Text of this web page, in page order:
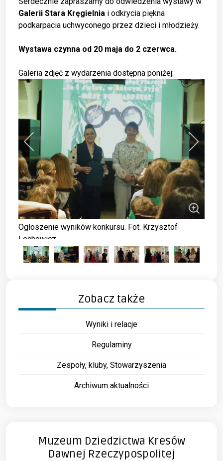
Zobacz także
Wyniki i relacje
Regulaminy
Zespoły, kluby, Stowarzyszenia
Archiwum aktualności
Muzeum Dziedzictwa Kresów
Dawnej Rzeczypospolitej
Galerii Stara Kręgielnia i odkrycia piękna
podkarpacia uchwyconego przez dzieci i młodzieży.
Wystawa czynna od 20 maja do 2 czerwca.
Galeria zdjęć z wydarzenia dostępna poniżej:
Ogłoszenie wyników konkursu. Fot. Krzysztof
Lechowicz